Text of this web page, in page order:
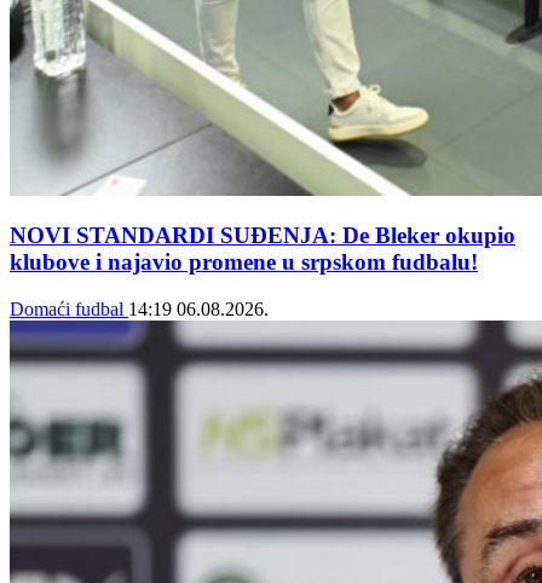
NOVI STANDARDI SUĐENJA: De Bleker okupio
klubove i najavio promene u srpskom fudbalu!
Domaći fudbal 14:19 06.08.2026.